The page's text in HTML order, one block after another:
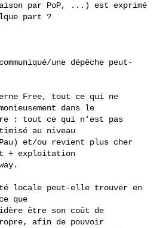
par PoP, ...) est exprimé
part ?
une dépêche peut-
Free, tout ce qui ne
dans le
: tout ce qui n'est pas
au niveau
et/ou revient plus cher
+ exploitation
locale peut-elle trouver en
que
être son coût de
afin de pouvoir